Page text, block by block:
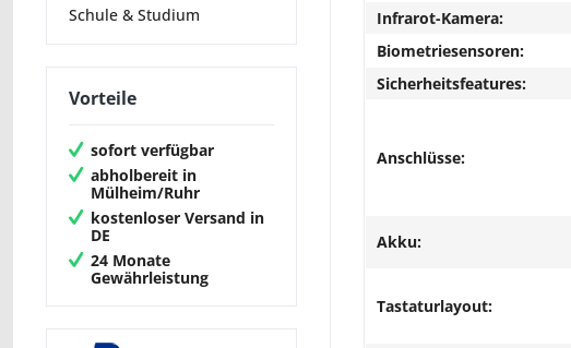
Schule & Studium
Vorteile
sofort verfügbar
abholbereit in
Mülheim/Ruhr
kostenloser Versand in
DE
24 Monate
Gewährleistung
Infrarot-Kamera:
Biometriesensoren:
Sicherheitsfeatures:
Anschlüsse:
Akku:
Tastaturlayout: